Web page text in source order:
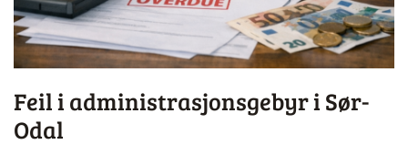
Feil i administrasjonsgebyr i Sør-
Odal